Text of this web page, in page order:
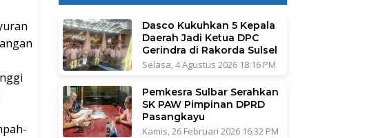
Dasco Kukuhkan 5 Kepala
Daerah Jadi Ketua DPC
Gerindra di Rakorda Sulsel
Selasa, 4 Agustus 2026 18:16 PM
Pemkesra Sulbar Serahkan
SK PAW Pimpinan DPRD
Pasangkayu
Kamis, 26 Februari 2026 16:32 PM